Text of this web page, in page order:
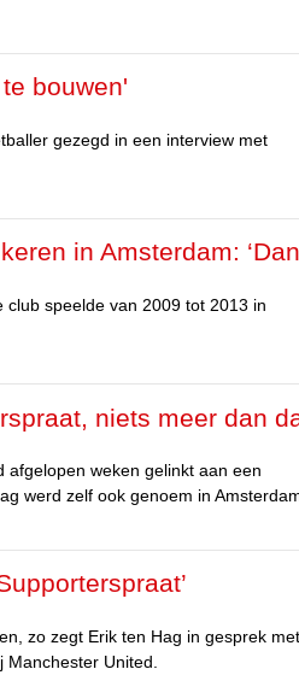
bouwen'
gezegd in een interview met
in Amsterdam: ‘Dan
speelde van 2009 tot 2013 in
niets meer dan
afgelopen weken gelinkt aan een
werd zelf ook genoem in
zo zegt Erik ten Hag in gesprek met
United.